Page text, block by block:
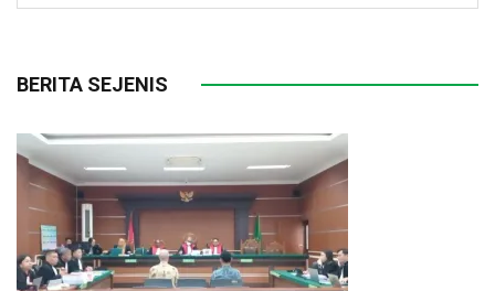
BERITA SEJENIS